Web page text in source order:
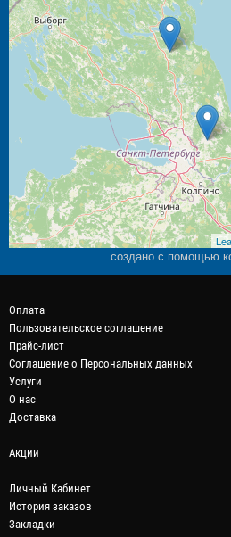
создано с помощью
Оплата
Пользовательское соглашение
Прайс-лист
Соглашение о Персональных данных
Услуги
О нас
Доставка
Акции
Личный Кабинет
История заказов
Закладки